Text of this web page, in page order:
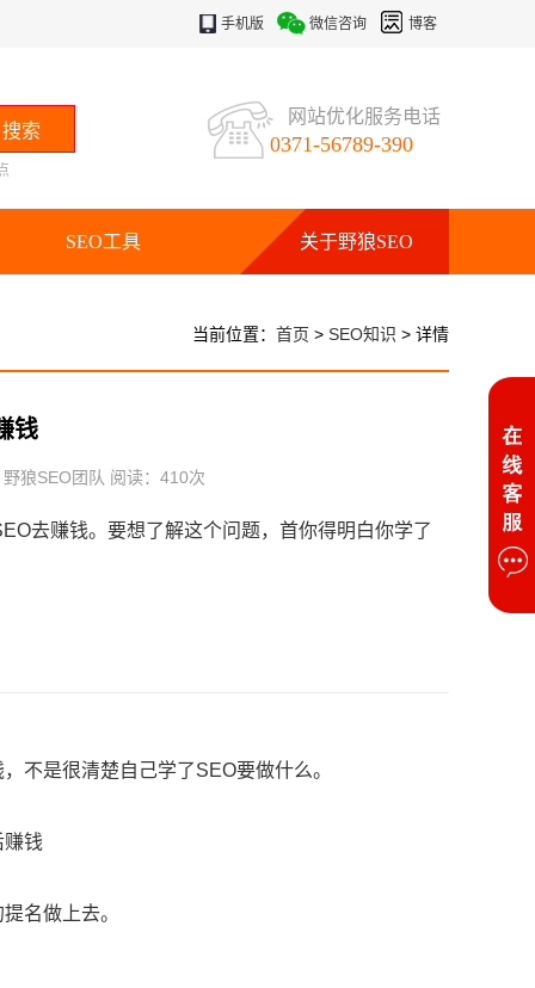
手机版 微信咨询 博客
网站优化服务电话
0371-56789-390
SEO工具 关于野狼SEO
当前位置： 首页 > SEO知识 > 详情
钱
狼SEO团队 阅读： 410次
赚钱。要想了解这个问题，首你得明白你学了
不是很清楚自己学了SEO要做什么。
钱
名做上去。